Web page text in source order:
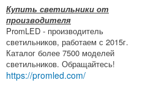
Купить светильники от
производителя
PromLED - производитель
светильников, работаем с 2015г.
Каталог более 7500 моделей
светильников. Обращайтесь!
https://promled.com/